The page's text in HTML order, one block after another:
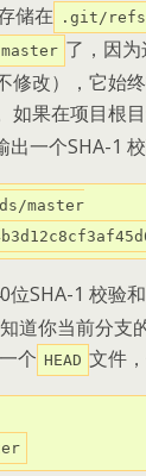
储在
.git/refs
master 了，因
修改），它始
如果在项目根
出一个SHA-1
位SHA-1 校验和
道你当前分支
个 HEAD 文件